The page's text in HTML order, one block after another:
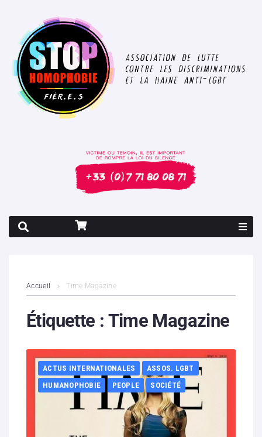
Contenus litigieux
Boutique
Accueil Time Magazine
Étiquette : Time Magazine
ACTUS INTERNATIONALES
ASSOS. LGBT
HUMANOPHOBIE
PEOPLE SOCIÉTÉ